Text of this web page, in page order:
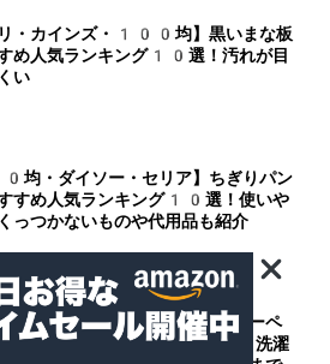
リ・カインズ・100均】黒いまな板
め人気ランキング10選！汚れが目
い
・ダイソー・セリア】ちぎりパン
すめ人気ランキング10選！使いや
っつかないものや代用品も紹介
・サンコー】ペット用タイルカーペ
おすすめ人気ランキング10選！洗濯